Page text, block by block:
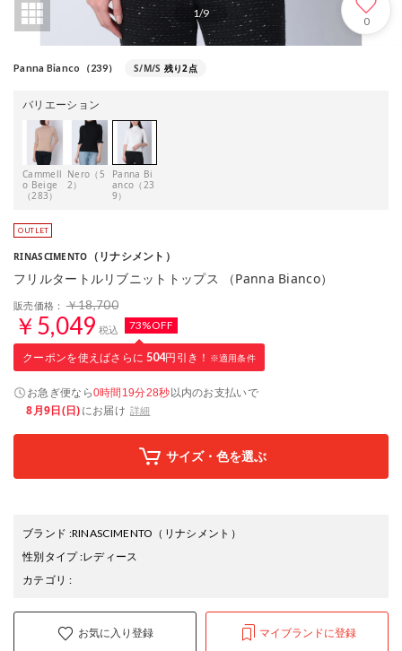
1/9
0
Panna Bianco（239） S/M/S 残り2点
バリエーション
Cammell
o Beige
（283）
Nero（5
2）
Panna Bi
anco（23
9）
RINASCIMENTO （リナシメント）
フリルタートルリブニットトップス （Panna Bianco）
販売価格： ￥18,700
￥5,049 税込 73%OFF
クーポンを使えばさらに 504円引き！ ※適用条件
お急ぎ便なら0時間19分27秒以内のお支払いで
8月9日(日)にお届け 詳細
サイズ・色を選ぶ
ブランド :RINASCIMENTO （リナシメント）
性別タイプ:レディース
カテゴリ :
お気に入り登録 マイブランドに登録